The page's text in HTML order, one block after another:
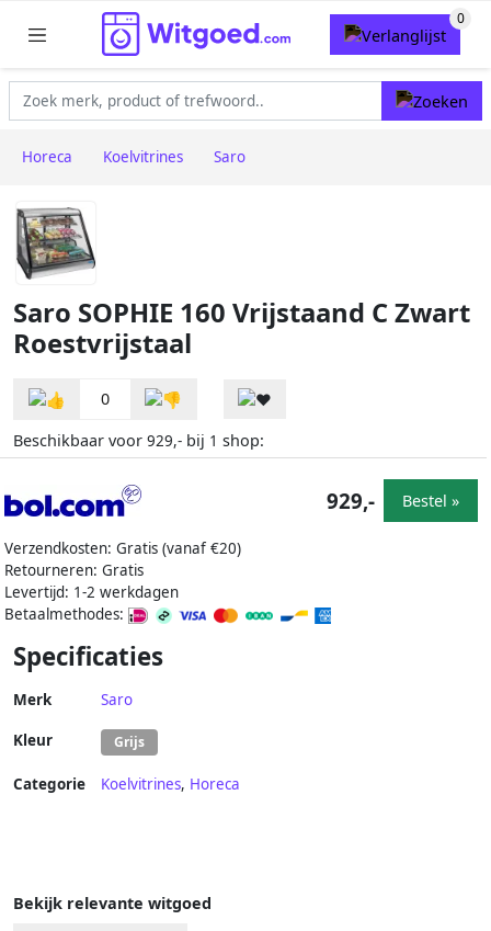
Horeca Koelvitrines Saro
Saro SOPHIE 160 Vrijstaand C Zwart
Roestvrijstaal
0
Beschikbaar voor 929,- bij 1 shop:
Verzendkosten: Gratis (vanaf €20)
Retourneren: Gratis
Levertijd: 1-2 werkdagen
Betaalmethodes:
929,- Bestel »
Specificaties
Merk Saro
Kleur Grijs
Categorie Koelvitrines, Horeca
Bekijk relevante witgoed